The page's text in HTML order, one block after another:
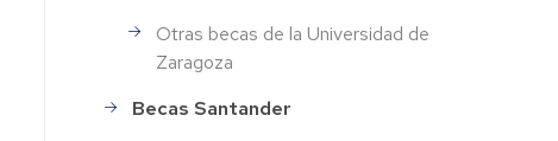
Otras becas de la Universidad de
Zaragoza
Becas Santander